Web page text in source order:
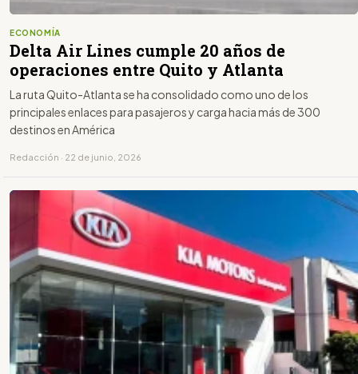
ECONOMÍA
Delta Air Lines cumple 20 años de
operaciones entre Quito y Atlanta
La ruta Quito-Atlanta se ha consolidado como uno de los
principales enlaces para pasajeros y carga hacia más de 300
destinos en América
Redacción · 22 de junio, 2026